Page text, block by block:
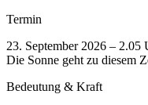
Termin
23. September 2026 – 2.05
Die Sonne geht zu diesem
Bedeutung & Kraft